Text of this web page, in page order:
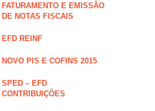
FATURAMENTO E EMISSÃO
DE NOTAS FISCAIS
EFD REINF
NOVO PIS E COFINS 2015
SPED – EFD
CONTRIBUIÇÕES